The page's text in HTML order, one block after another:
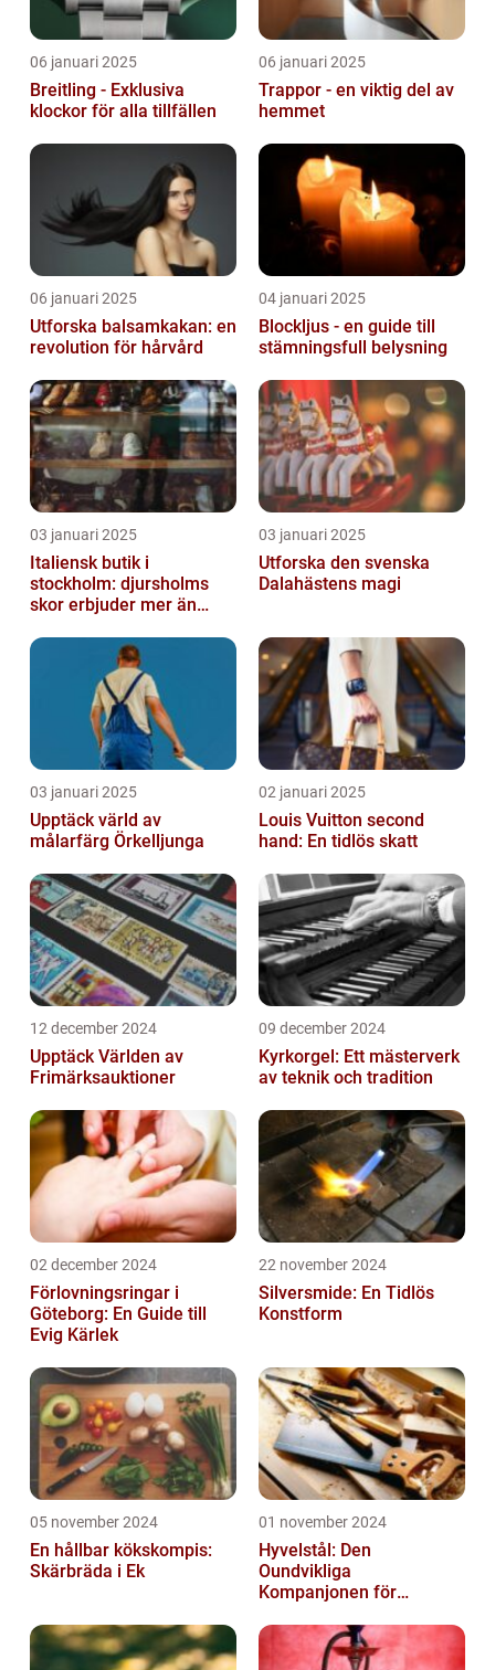
06 januari 2025
Breitling - Exklusiva
klockor för alla tillfällen
06 januari 2025
Trappor - en viktig del av
hemmet
06 januari 2025
Utforska balsamkakan: en
revolution för hårvård
04 januari 2025
Blockljus - en guide till
stämningsfull belysning
03 januari 2025
Italiensk butik i
stockholm: djursholms
skor erbjuder mer än
03 januari 2025
Utforska den svenska
Dalahästens magi
03 januari 2025
Upptäck värld av
målarfärg Örkelljunga
02 januari 2025
Louis Vuitton second
hand: En tidlös skatt
12 december 2024
Upptäck Världen av
Frimärksauktioner
09 december 2024
Kyrkorgel: Ett mästerverk
av teknik och tradition
02 december 2024
Förlovningsringar i
Göteborg: En Guide till
Evig Kärlek
22 november 2024
Silversmide: En Tidlös
Konstform
05 november 2024
En hållbar kökskompis:
Skärbräda i Ek
01 november 2024
Hyvelstål: Den
Oundvikliga
Kompanjonen för